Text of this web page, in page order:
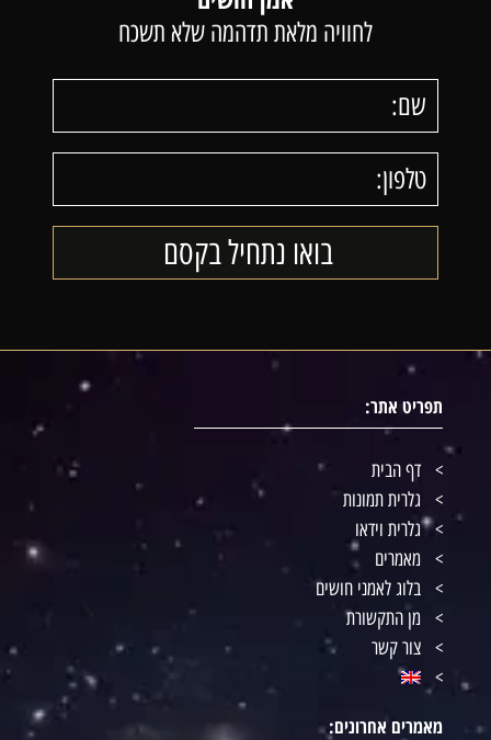
לחוויה מלאת תדהמה שלא תשכח
תפריט אתר:
דף הבית
גלרית תמונות
גלרית וידאו
מאמרים
בלוג לאמני חושים
מן התקשורת
צור קשר
מאמרים אחרונים: